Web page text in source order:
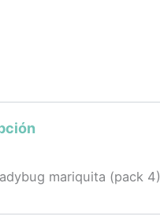
mariquita (pack 4)